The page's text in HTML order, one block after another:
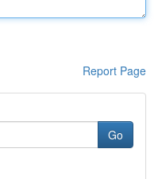
Report Page
Go